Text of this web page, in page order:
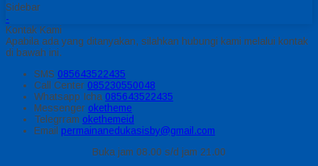
Sidebar
-
Kontak Kami
Apabila ada yang ditanyakan, silahkan hubungi kami melalui kontak
di bawah ini.
SMS 085643522435
Call Center 085230550048
Whatsapp Icha 085643522435
Messenger oketheme
Telegrram okethemeid
Email permainanedukasisby@gmail.com
Buka jam 08.00 s/d jam 21.00